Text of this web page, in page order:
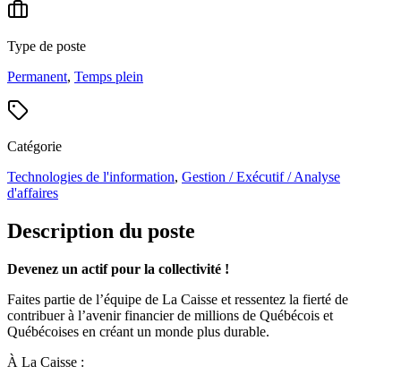
Type de poste
Permanent, Temps plein
Catégorie
Technologies de l'information, Gestion / Exécutif / Analyse
d'affaires
Description du poste
Devenez un actif pour la collectivité !
Faites partie de l’équipe de La Caisse et ressentez la fierté de
contribuer à l’avenir financier de millions de Québécois et
Québécoises en créant un monde plus durable.
À La Caisse :